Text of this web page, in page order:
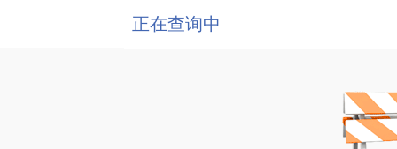
正在查询中